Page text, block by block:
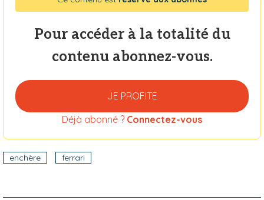
Pour accéder à la totalité du
contenu abonnez-vous.
JE PROFITE
Déjà abonné ? Connectez-vous
enchère ferrari